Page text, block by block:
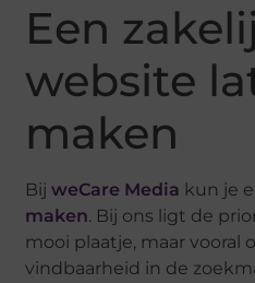
Een
website
maken
BijweCare Media kun je
maken. Bij ons ligt de
mooi plaatje, maar vooral
vindbaarheid in de